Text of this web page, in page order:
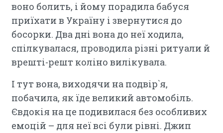
воно болить, і йому порадила бабуся
приїхати в Україну і звернутися до
босорки. Два дні вона до неї ходила,
спілкувалася, проводила різні ритуали й
врешті-решт коліно вилікувала.
І тут вона, виходячи на подвір`я,
побачила, як їде великий автомобіль.
Євдокія на це подивилася без особливих
емоцій – для неї всі були рівні. Джип